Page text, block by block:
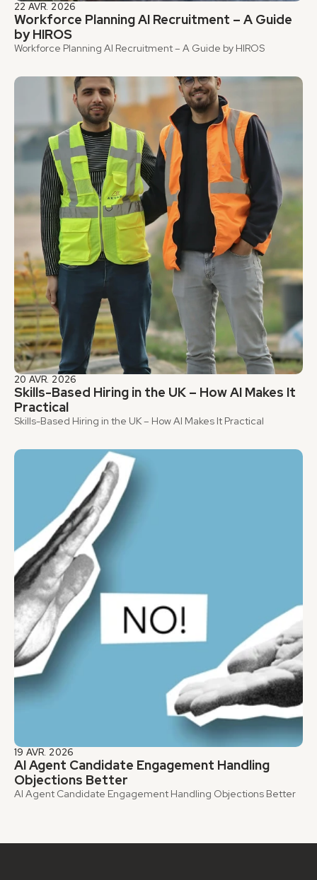
22 AVR. 2026
Workforce Planning AI Recruitment – A Guide
by HIROS
Workforce Planning AI Recruitment – A Guide by HIROS
20 AVR. 2026
Skills-Based Hiring in the UK – How AI Makes It
Practical
Skills-Based Hiring in the UK – How AI Makes It Practical
19 AVR. 2026
AI Agent Candidate Engagement Handling
Objections Better
AI Agent Candidate Engagement Handling Objections Better